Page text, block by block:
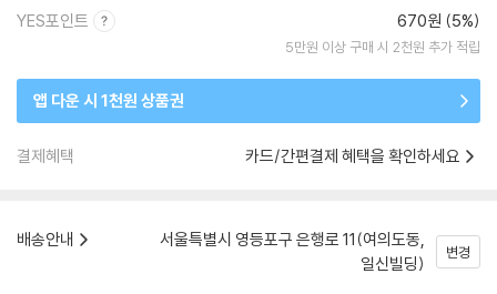
YES포인트 670원 (5%)
5만원 이상 구매 시 2천원 추가 적립
앱 다운 시 1천원 상품권
결제혜택 카드/간편결제 혜택을 확인하세요
배송안내
서울특별시 영등포구 은행로 11(여의도동,
일신빌딩)
변경